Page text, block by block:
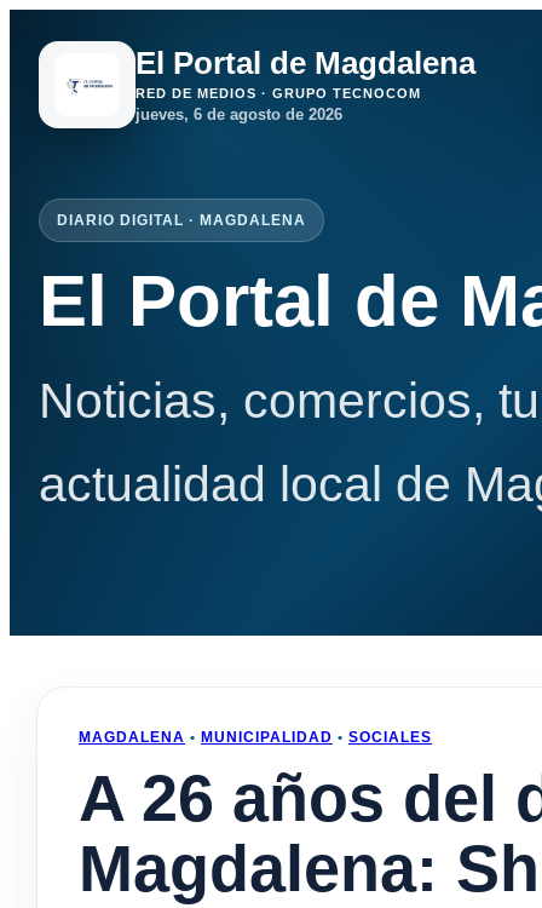
El Portal de Magdalena
RED DE MEDIOS · GRUPO TECNOCOM
jueves, 6 de agosto de 2026
DIARIO DIGITAL · MAGDALENA
El Portal de
Noticias, comercios,
actualidad local de
MAGDALENA • MUNICIPALIDAD • SOCIALES
A 26 años del
Magdalena: